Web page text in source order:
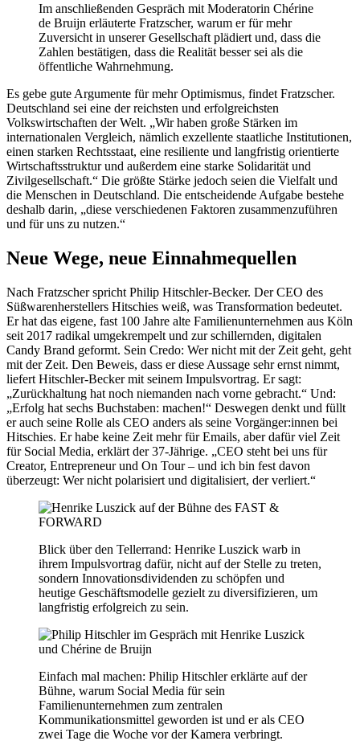
Im anschließenden Gespräch mit Moderatorin Chérine
de Bruijn erläuterte Fratzscher, warum er für mehr
Zuversicht in unserer Gesellschaft plädiert und, dass die
Zahlen bestätigen, dass die Realität besser sei als die
öffentliche Wahrnehmung.
Es gebe gute Argumente für mehr Optimismus, findet Fratzscher.
Deutschland sei eine der reichsten und erfolgreichsten
Volkswirtschaften der Welt. „Wir haben große Stärken im
internationalen Vergleich, nämlich exzellente staatliche Institutionen,
einen starken Rechtsstaat, eine resiliente und langfristig orientierte
Wirtschaftsstruktur und außerdem eine starke Solidarität und
Zivilgesellschaft.“ Die größte Stärke jedoch seien die Vielfalt und
die Menschen in Deutschland. Die entscheidende Aufgabe bestehe
deshalb darin, „diese verschiedenen Faktoren zusammenzuführen
und für uns zu nutzen.“
Neue Wege, neue Einnahmequellen
Nach Fratzscher spricht Philip Hitschler-Becker. Der CEO des
Süßwarenherstellers Hitschies weiß, was Transformation bedeutet.
Er hat das eigene, fast 100 Jahre alte Familienunternehmen aus Köln
seit 2017 radikal umgekrempelt und zur schillernden, digitalen
Candy Brand geformt. Sein Credo: Wer nicht mit der Zeit geht, geht
mit der Zeit. Den Beweis, dass er diese Aussage sehr ernst nimmt,
liefert Hitschler-Becker mit seinem Impulsvortrag. Er sagt:
„Zurückhaltung hat noch niemanden nach vorne gebracht.“ Und:
„Erfolg hat sechs Buchstaben: machen!“ Deswegen denkt und füllt
er auch seine Rolle als CEO anders als seine Vorgänger:innen bei
Hitschies. Er habe keine Zeit mehr für Emails, aber dafür viel Zeit
für Social Media, erklärt der 37-Jährige. „CEO steht bei uns für
Creator, Entrepreneur und On Tour – und ich bin fest davon
überzeugt: Wer nicht polarisiert und digitalisiert, der verliert.“
Blick über den Tellerrand: Henrike Luszick warb in
ihrem Impulsvortrag dafür, nicht auf der Stelle zu treten,
sondern Innovationsdividenden zu schöpfen und
heutige Geschäftsmodelle gezielt zu diversifizieren, um
langfristig erfolgreich zu sein.
Einfach mal machen: Philip Hitschler erklärte auf der
Bühne, warum Social Media für sein
Familienunternehmen zum zentralen
Kommunikationsmittel geworden ist und er als CEO
zwei Tage die Woche vor der Kamera verbringt.